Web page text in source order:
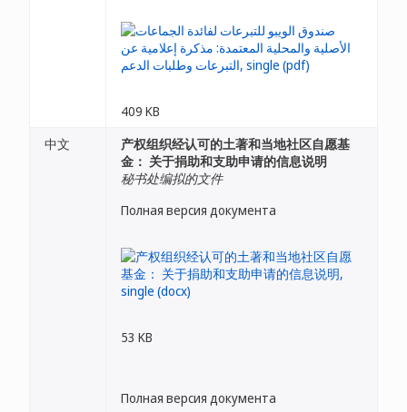
409 KB
中文
产权组织经认可的土著和当地社区自愿基
金： 关于捐助和支助申请的信息说明
秘书处编拟的文件
Полная версия документа
53 KB
Полная версия документа